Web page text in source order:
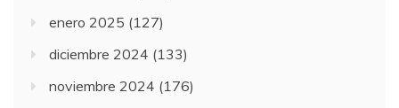
enero 2025 (127)
diciembre 2024 (133)
noviembre 2024 (176)